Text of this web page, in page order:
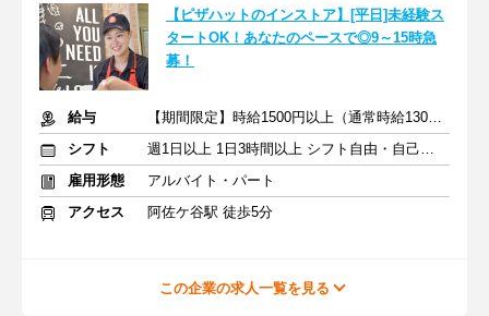
【ピザハットのインストア】[平日]未経験ス
タートOK！あなたのペースで◎9～15時急
募！
給与
【期間限定】時給1500円以上（通常時給1300円以上）
シフト
週1日以上 1日3時間以上 シフト自由・自己申告
雇用形態
アルバイト・パート
アクセス
阿佐ケ谷駅 徒歩5分
この企業の求人一覧を見る